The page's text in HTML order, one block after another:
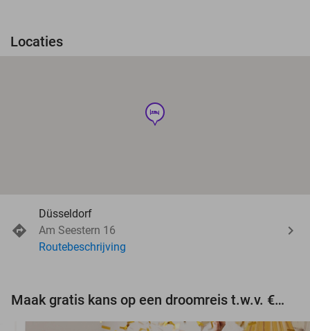
Locaties
hotel
Düsseldorf
Am Seestern 16
Routebeschrijving
Maak gratis kans op een droomreis t.w.v. €3.000!